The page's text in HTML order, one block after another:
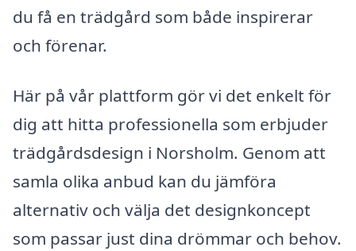
du få en trädgård som både inspirerar
och förenar.
Här på vår plattform gör vi det enkelt för
dig att hitta professionella som erbjuder
trädgårdsdesign i Norsholm. Genom att
samla olika anbud kan du jämföra
alternativ och välja det designkoncept
som passar just dina drömmar och behov.